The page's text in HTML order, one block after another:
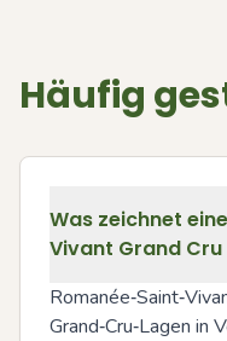
Häufig
Was zeichnet
Vivant Grand Cru
Grand‑Cru‑Lagen in